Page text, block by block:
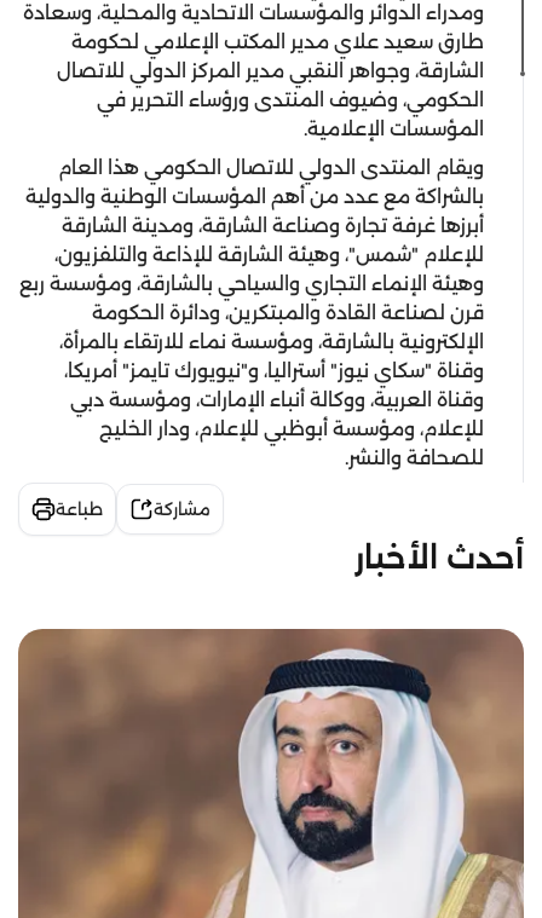
ومدراء الدوائر والمؤسسات الاتحادية والمحلية، وسعادة
طارق سعيد علاي مدير المكتب الإعلامي لحكومة
الشارقة، وجواهر النقبي مدير المركز الدولي للاتصال
الحكومي، وضيوف المنتدى ورؤساء التحرير في
المؤسسات الإعلامية.
ويقام المنتدى الدولي للاتصال الحكومي هذا العام
بالشراكة مع عدد من أهم المؤسسات الوطنية والدولية
أبرزها غرفة تجارة وصناعة الشارقة، ومدينة الشارقة
للإعلام "شمس"، وهيئة الشارقة للإذاعة والتلفزيون،
وهيئة الإنماء التجاري والسياحي بالشارقة، ومؤسسة ربع
قرن لصناعة القادة والمبتكرين، ودائرة الحكومة
الإلكترونية بالشارقة، ومؤسسة نماء للارتقاء بالمرأة،
وقناة "سكاي نيوز" أستراليا، و"نيويورك تايمز" أمريكا،
وقناة العربية، ووكالة أنباء الإمارات، ومؤسسة دبي
للإعلام، ومؤسسة أبوظبي للإعلام، ودار الخليج
للصحافة والنشر.
مشاركة طباعة
أحدث الأخبار